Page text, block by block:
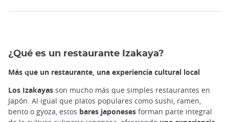
¿Qué es un restaurante Izakaya?
Más que un restaurante, una experiencia cultural local
Los Izakayas son mucho más que simples restaurantes en
Japón. Al igual que platos populares como sushi, ramen,
bento o gyoza, estos bares japoneses forman parte integral